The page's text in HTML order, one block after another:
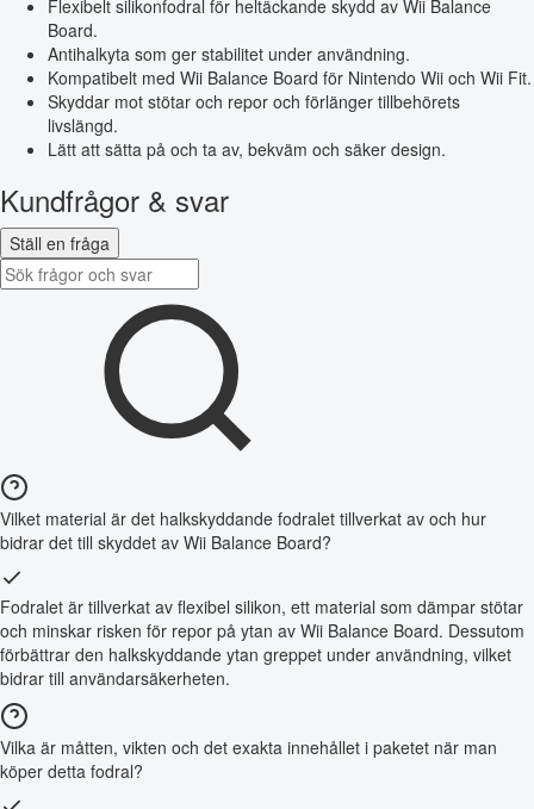
Flexibelt silikonfodral för heltäckande skydd av Wii Balance
Board.
Antihalkyta som ger stabilitet under användning.
Kompatibelt med Wii Balance Board för Nintendo Wii och Wii Fit.
Skyddar mot stötar och repor och förlänger tillbehörets
livslängd.
Lätt att sätta på och ta av, bekväm och säker design.
Kundfrågor & svar
Ställ en fråga
Vilket material är det halkskyddande fodralet tillverkat av och hur
bidrar det till skyddet av Wii Balance Board?
Fodralet är tillverkat av flexibel silikon, ett material som dämpar stötar
och minskar risken för repor på ytan av Wii Balance Board. Dessutom
förbättrar den halkskyddande ytan greppet under användning, vilket
bidrar till användarsäkerheten.
Vilka är måtten, vikten och det exakta innehållet i paketet när man
köper detta fodral?